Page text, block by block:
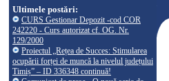
Ultimele postări:
CURS Gestionar Depozit -cod COR
242220 - Curs autorizat cf. OG. Nr.
129/2000
Proiectul „Rețea de Succes: Stimularea
ocupării forței de muncă la nivelul județului
Timiș” – ID 336348 continuă!